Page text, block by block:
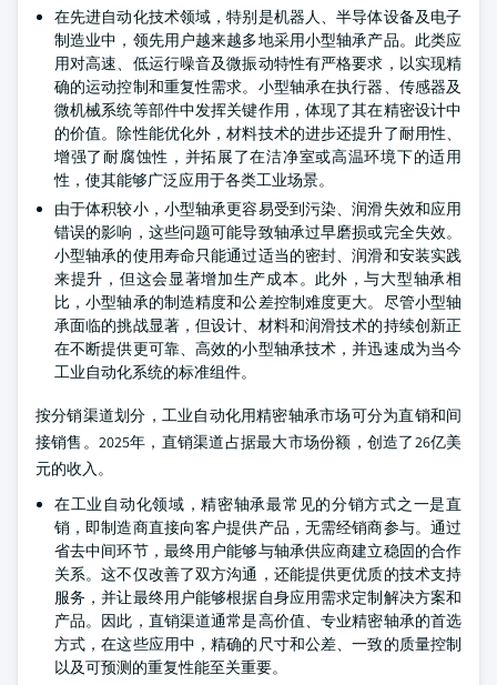
在先进自动化技术领域，特别是机器人、半导体设备及电子
制造业中，领先用户越来越多地采用小型轴承产品。此类应
用对高速、低运行噪音及微振动特性有严格要求，以实现精
确的运动控制和重复性需求。小型轴承在执行器、传感器及
微机械系统等部件中发挥关键作用，体现了其在精密设计中
的价值。除性能优化外，材料技术的进步还提升了耐用性、
增强了耐腐蚀性，并拓展了在洁净室或高温环境下的适用
性，使其能够广泛应用于各类工业场景。
由于体积较小，小型轴承更容易受到污染、润滑失效和应用
错误的影响，这些问题可能导致轴承过早磨损或完全失效。
小型轴承的使用寿命只能通过适当的密封、润滑和安装实践
来提升，但这会显著增加生产成本。此外，与大型轴承相
比，小型轴承的制造精度和公差控制难度更大。尽管小型轴
承面临的挑战显著，但设计、材料和润滑技术的持续创新正
在不断提供更可靠、高效的小型轴承技术，并迅速成为当今
工业自动化系统的标准组件。
按分销渠道划分，工业自动化用精密轴承市场可分为直销和间
接销售。2025年，直销渠道占据最大市场份额，创造了26亿美
元的收入。
在工业自动化领域，精密轴承最常见的分销方式之一是直
销，即制造商直接向客户提供产品，无需经销商参与。通过
省去中间环节，最终用户能够与轴承供应商建立稳固的合作
关系。这不仅改善了双方沟通，还能提供更优质的技术支持
服务，并让最终用户能够根据自身应用需求定制解决方案和
产品。因此，直销渠道通常是高价值、专业精密轴承的首选
方式，在这些应用中，精确的尺寸和公差、一致的质量控制
以及可预测的重复性能至关重要。